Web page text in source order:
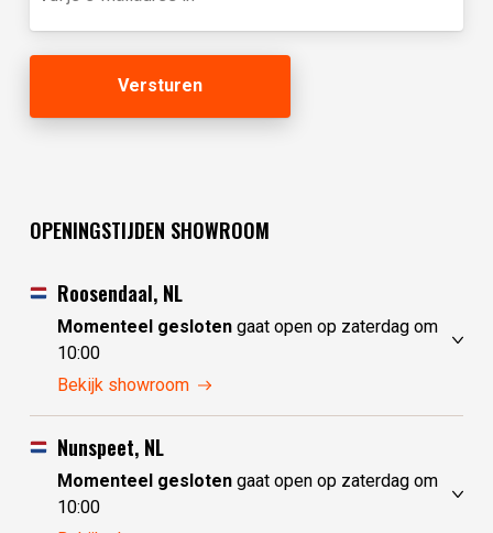
OPENINGSTIJDEN SHOWROOM
Roosendaal, NL
Momenteel geslotengaat open op zaterdag om
10:00
vrijdag
zaterdag
10:00 - 17:30
zondag
maandag
10:00 - 17:30
dinsdag
Bekijk showroom
Nunspeet, NL
Momenteel geslotengaat open op zaterdag om
10:00